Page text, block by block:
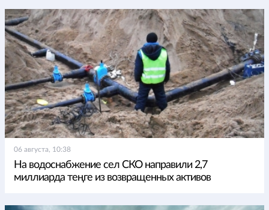
06 августа, 10:38
На водоснабжение сел СКО направили 2,7
миллиарда теңге из возвращенных активов